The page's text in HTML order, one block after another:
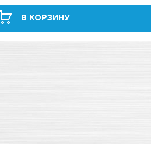
В КОРЗИНУ